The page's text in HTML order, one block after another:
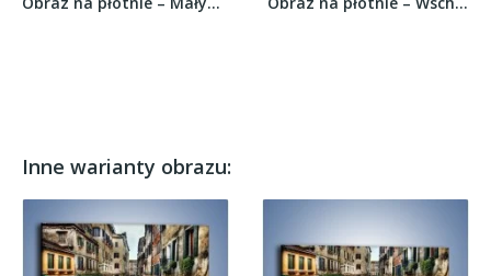
Inne warianty obrazu: